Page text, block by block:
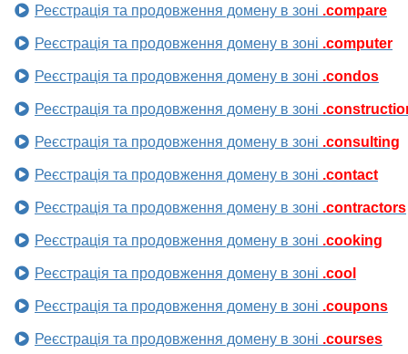
Реєстрація та продовження домену в зоні .compare
Реєстрація та продовження домену в зоні .computer
Реєстрація та продовження домену в зоні .condos
Реєстрація та продовження домену в зоні
Реєстрація та продовження домену в зоні .consulting
Реєстрація та продовження домену в зоні .contact
Реєстрація та продовження домену в зоні .contractors
Реєстрація та продовження домену в зоні .cooking
Реєстрація та продовження домену в зоні .cool
Реєстрація та продовження домену в зоні .coupons
Реєстрація та продовження домену в зоні .courses